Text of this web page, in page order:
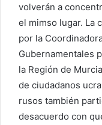
volverán a
el mimso lugar. La
por la
Gubernamentales
la Región de
de ciudadanos
rusos también
desacuerdo con